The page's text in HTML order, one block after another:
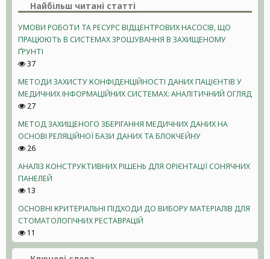
Найбільш читані статті
УМОВИ РОБОТИ ТА РЕСУРС ВІДЦЕНТРОВИХ НАСОСІВ, ЩО
ПРАЦЮЮТЬ В СИСТЕМАХ ЗРОШУВАННЯ В ЗАХИЩЕНОМУ
ҐРУНТІ
37
МЕТОДИ ЗАХИСТУ КОНФІДЕНЦІЙНОСТІ ДАНИХ ПАЦІЄНТІВ У
МЕДИЧНИХ ІНФОРМАЦІЙНИХ СИСТЕМАХ: АНАЛІТИЧНИЙ ОГЛЯД
27
МЕТОД ЗАХИЩЕНОГО ЗБЕРІГАННЯ МЕДИЧНИХ ДАНИХ НА
ОСНОВІ РЕЛЯЦІЙНОЇ БАЗИ ДАНИХ ТА БЛОКЧЕЙНУ
26
АНАЛІЗ КОНСТРУКТИВНИХ РІШЕНЬ ДЛЯ ОРІЄНТАЦІЇ СОНЯЧНИХ
ПАНЕЛЕЙ
13
ОСНОВНІ КРИТЕРІАЛЬНІ ПІДХОДИ ДО ВИБОРУ МАТЕРІАЛІВ ДЛЯ
СТОМАТОЛОГІЧНИХ РЕСТАВРАЦІЙ
11